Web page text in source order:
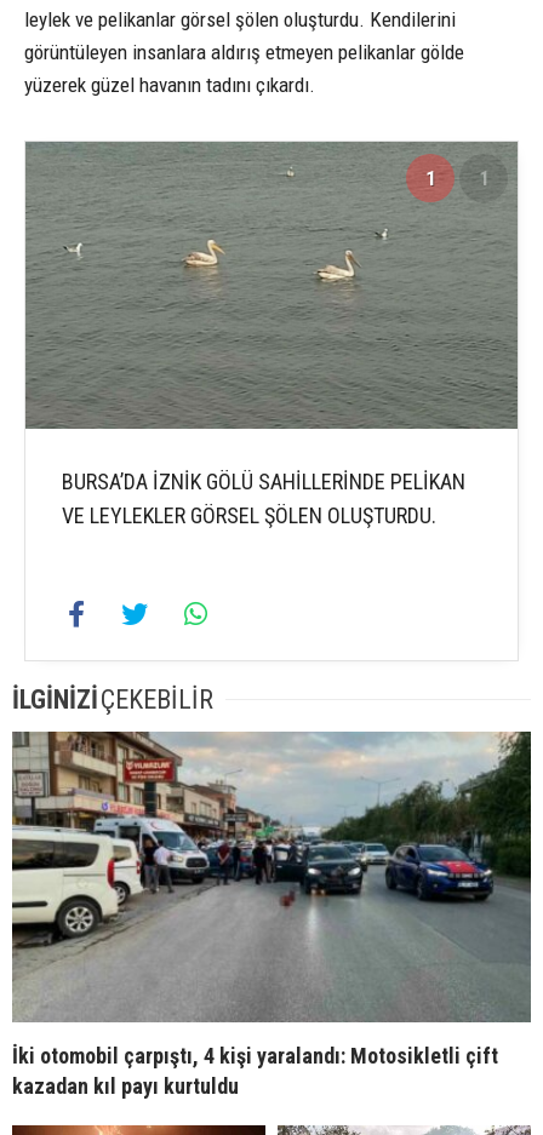
leylek ve pelikanlar görsel şölen oluşturdu. Kendilerini
görüntüleyen insanlara aldırış etmeyen pelikanlar gölde
yüzerek güzel havanın tadını çıkardı.
1 1
BURSA’DA İZNİK GÖLÜ SAHİLLERİNDE PELİKAN
VE LEYLEKLER GÖRSEL ŞÖLEN OLUŞTURDU.
İLGİNİZİÇEKEBİLİR
İki otomobil çarpıştı, 4 kişi yaralandı: Motosikletli çift
kazadan kıl payı kurtuldu